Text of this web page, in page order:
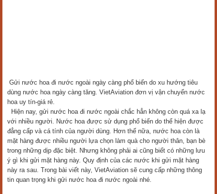
Gửi nước hoa đi nước ngoài ngày càng phổ biến do xu hướng tiêu
dùng nước hoa ngày càng tăng. VietAviation đơn vị vận chuyển nước
hoa uy tín-giá rẻ.
Hiện nay, gửi nước hoa đi nước ngoài chắc hẳn không còn quá xa lạ
với nhiều người. Nước hoa được sử dụng phổ biến do thể hiện được
đẳng cấp và cá tính của người dùng. Hơn thế nữa, nước hoa còn là
mặt hàng được nhiều người lựa chọn làm quà cho người thân, bạn bè
trong những dịp đặc biệt. Nhưng không phải ai cũng biết có những lưu
ý gì khi gửi mặt hàng này. Quy định của các nước khi gửi mặt hàng
này ra sau. Trong bài viết này, VietAviation sẽ cung cấp những thông
tin quan trọng khi gửi nước hoa đi nước ngoài nhé.